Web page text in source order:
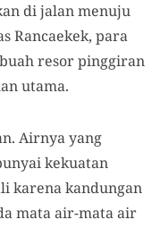
di jalan menuju
Rancaekek, para
resor pinggiran
utama.
Airnya yang
kekuatan
karena kandungan
mata air-mata air